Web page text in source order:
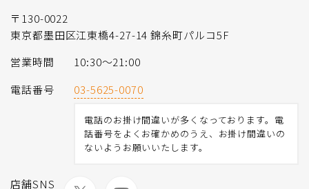
〒130-0022
東京都墨田区江東橋4-27-14 錦糸町パルコ5F
営業時間
10:30〜21:00
電話番号
03-5625-0070
電話のお掛け間違いが多くなっております。電
話番号をよくお確かめのうえ、お掛け間違いの
ないようお願いいたします。
店舗SNS